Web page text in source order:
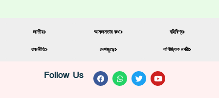
জাতীয়
রাজনীতি
আমজনতার কথা
দেশজুড়ে
বহিবিশ্ব
বাণিজ্যিক নগরী
Follow Us